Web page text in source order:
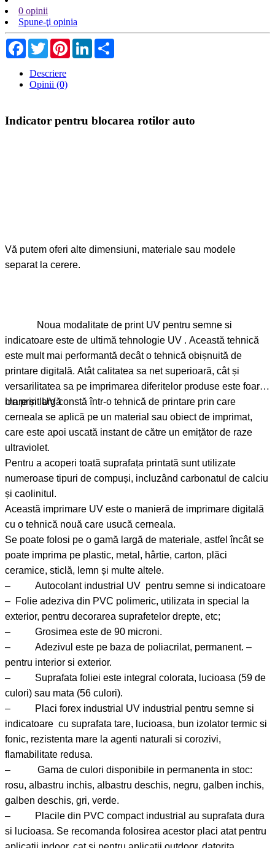
0 opinii
Spune-ţi opinia
Facebook
TwitterPinterestLinkedIn
Descriere
Opinii (0)
Indicator pentru blocarea rotilor auto
Vă putem oferi alte dimensiuni, materiale sau modele
separat la cerere.
indicatoare este de ultimă tehnologie UV . Această tehnică
este mult mai performantă decât o tehnică obișnuită de
printare digitală. Atât calitatea sa net superioară, cât și
versarilitatea sa pe imprimarea diferitelor produse este foarte
mare și largă
Un print UV constă într-o tehnică de printare prin care
cerneala se aplică pe un material sau obiect de imprimat,
care este apoi uscată instant de către un emițător de raze
ultraviolet.
Pentru a acoperi toată suprafața printată sunt utilizate
numeroase tipuri de compuși, incluzând carbonatul de calciu
și caolinitul.
Această imprimare UV este o manieră de imprimare digitală
cu o tehnică nouă care usucă cerneala.
Se poate folosi pe o gamă largă de materiale, astfel încât se
poate imprima pe plastic, metal, hârtie, carton, plăci
ceramice, sticlă, lemn și multe altele.
– Autocolant industrial UV pentru semne si indicatoare
– Folie adeziva din PVC polimeric, utilizata in special la
exterior, pentru decorarea suprafetelor drepte, etc;
– Grosimea este de 90 microni.
– Adezivul este pe baza de poliacrilat, permanent. –
pentru interior si exterior.
– Suprafata foliei este integral colorata, lucioasa (59 de
culori) sau mata (56 culori).
– Placi forex industrial UV industrial pentru semne si
indicatoare cu suprafata tare, lucioasa, bun izolator termic si
fonic, rezistenta mare la agenti naturali si corozivi,
flamabilitate redusa.
– Gama de culori disponibile in permanenta in stoc:
rosu, albastru inchis, albastru deschis, negru, galben inchis,
galben deschis, gri, verde.
– Placile din PVC compact industrial au suprafata dura
si lucioasa. Se recomanda folosirea acestor placi atat pentru